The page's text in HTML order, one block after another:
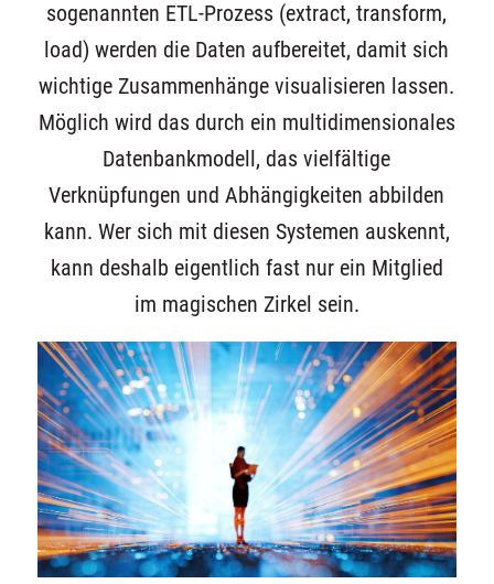
sogenannten ETL-Prozess (extract, transform,
load) werden die Daten aufbereitet, damit sich
wichtige Zusammenhänge visualisieren lassen.
Möglich wird das durch ein multidimensionales
Datenbankmodell, das vielfältige
Verknüpfungen und Abhängigkeiten abbilden
kann. Wer sich mit diesen Systemen auskennt,
kann deshalb eigentlich fast nur ein Mitglied
im magischen Zirkel sein.